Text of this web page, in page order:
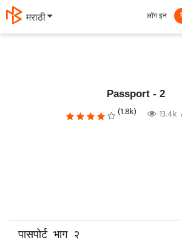
मराठी लॉग इन
Passport - 2
(1.8k) 13.4k
पासपोर्ट भाग २